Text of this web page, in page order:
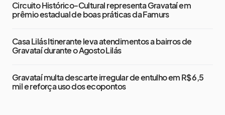
Circuito Histórico-Cultural representa Gravataí em
prêmio estadual de boas práticas da Famurs
Casa Lilás Itinerante leva atendimentos a bairros de
Gravataí durante o Agosto Lilás
Gravataí multa descarte irregular de entulho em R$ 6,5
mil e reforça uso dos ecopontos